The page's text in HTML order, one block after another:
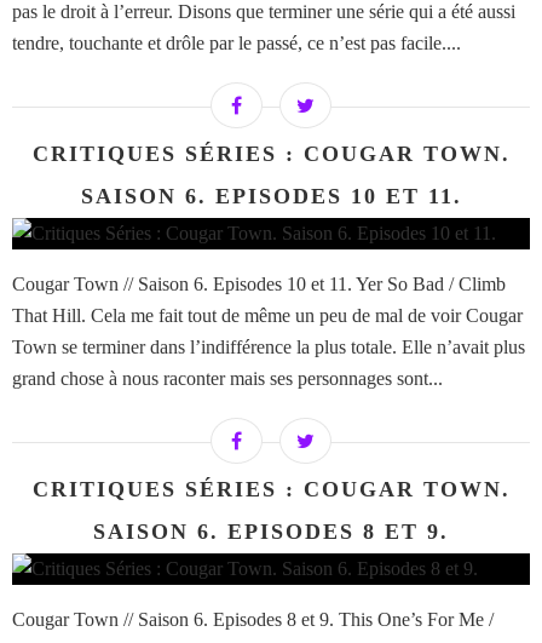
pas le droit à l’erreur. Disons que terminer une série qui a été aussi
tendre, touchante et drôle par le passé, ce n’est pas facile....
CRITIQUES SÉRIES : COUGAR TOWN.
SAISON 6. EPISODES 10 ET 11.
Cougar Town // Saison 6. Episodes 10 et 11. Yer So Bad / Climb
That Hill. Cela me fait tout de même un peu de mal de voir Cougar
Town se terminer dans l’indifférence la plus totale. Elle n’avait plus
grand chose à nous raconter mais ses personnages sont...
CRITIQUES SÉRIES : COUGAR TOWN.
SAISON 6. EPISODES 8 ET 9.
Cougar Town // Saison 6. Episodes 8 et 9. This One’s For Me /